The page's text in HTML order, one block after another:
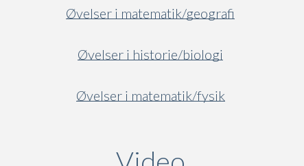
Øvelser i matematik/geografi
Øvelser i historie/biologi
Øvelser i matematik/fysik